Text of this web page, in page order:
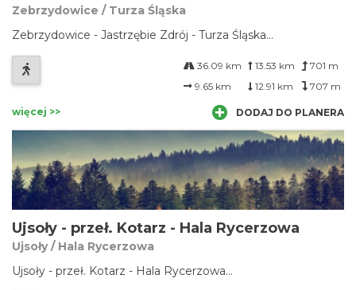
Zebrzydowice / Turza Śląska
Zebrzydowice - Jastrzębie Zdrój - Turza Śląska...
36.09 km 13.53 km
701 m
9.65 km
12.91 km 707 m
więcej >> DODAJ DO PLANERA
Ujsoły - przeł. Kotarz - Hala Rycerzowa
Ujsoły / Hala Rycerzowa
Ujsoły - przeł. Kotarz - Hala Rycerzowa...